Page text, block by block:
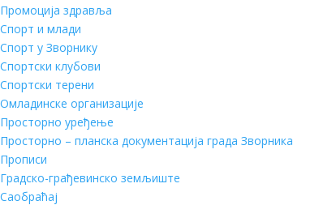
Промоција здравља
Спорт и млади
Спорт у Зворнику
Спортски клубови
Спортски терени
Омладинске организације
Просторно уређење
Просторно – планска документација града Зворника
Прописи
Градско-грађевинско земљиште
Саобраћај